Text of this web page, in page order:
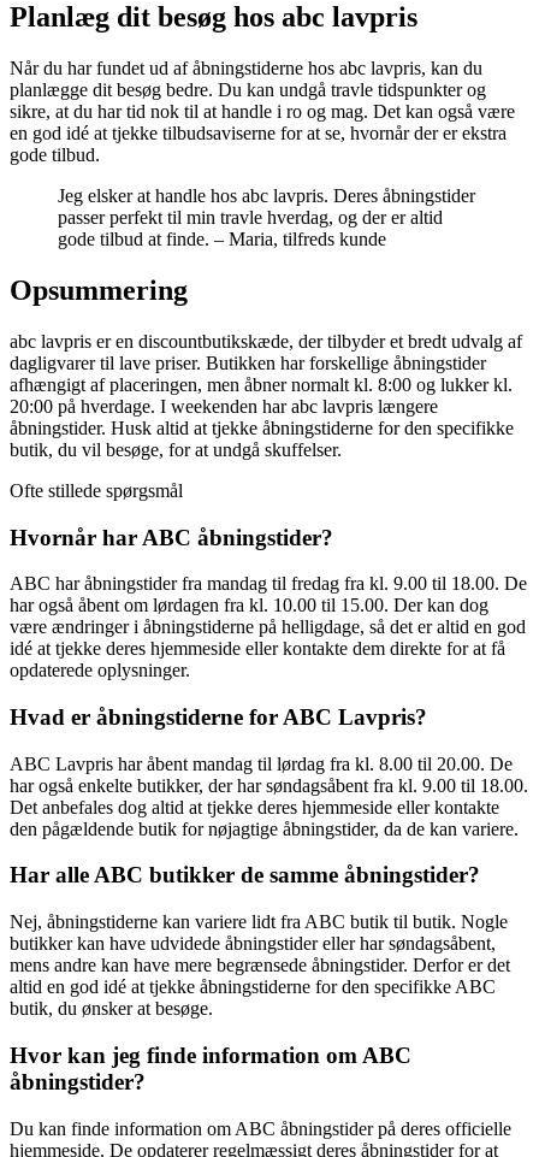
Planlæg dit besøg hos abc lavpris
Når du har fundet ud af åbningstiderne hos abc lavpris, kan du
planlægge dit besøg bedre. Du kan undgå travle tidspunkter og
sikre, at du har tid nok til at handle i ro og mag. Det kan også være
en god idé at tjekke tilbudsaviserne for at se, hvornår der er ekstra
gode tilbud.
Jeg elsker at handle hos abc lavpris. Deres åbningstider
passer perfekt til min travle hverdag, og der er altid
gode tilbud at finde. – Maria, tilfreds kunde
Opsummering
abc lavpris er en discountbutikskæde, der tilbyder et bredt udvalg af
dagligvarer til lave priser. Butikken har forskellige åbningstider
afhængigt af placeringen, men åbner normalt kl. 8:00 og lukker kl.
20:00 på hverdage. I weekenden har abc lavpris længere
åbningstider. Husk altid at tjekke åbningstiderne for den specifikke
butik, du vil besøge, for at undgå skuffelser.
Ofte stillede spørgsmål
Hvornår har ABC åbningstider?
ABC har åbningstider fra mandag til fredag ​​fra kl. 9.00 til 18.00. De
har også åbent om lørdagen fra kl. 10.00 til 15.00. Der kan dog
være ændringer i åbningstiderne på helligdage, så det er altid en god
idé at tjekke deres hjemmeside eller kontakte dem direkte for at få
opdaterede oplysninger.
Hvad er åbningstiderne for ABC Lavpris?
ABC Lavpris har åbent mandag til lørdag fra kl. 8.00 til 20.00. De
har også enkelte butikker, der har søndagsåbent fra kl. 9.00 til 18.00.
Det anbefales dog altid at tjekke deres hjemmeside eller kontakte
den pågældende butik for nøjagtige åbningstider, da de kan variere.
Har alle ABC butikker de samme åbningstider?
Nej, åbningstiderne kan variere lidt fra ABC butik til butik. Nogle
butikker kan have udvidede åbningstider eller har søndagsåbent,
mens andre kan have mere begrænsede åbningstider. Derfor er det
altid en god idé at tjekke åbningstiderne for den specifikke ABC
butik, du ønsker at besøge.
Hvor kan jeg finde information om ABC
åbningstider?
Du kan finde information om ABC åbningstider på deres officielle
hjemmeside. De opdaterer regelmæssigt deres åbningstider for at